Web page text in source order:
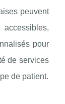
peuvent
pour
de services
de patient.